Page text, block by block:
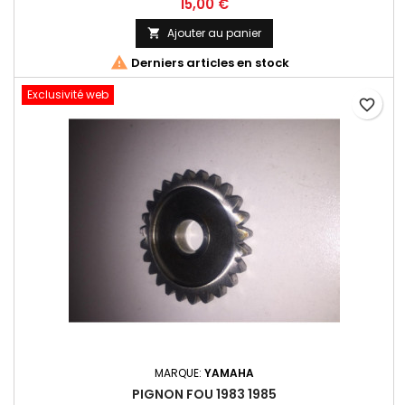
15,00 €
 Ajouter au panier
 Derniers articles en stock
Exclusivité web
MARQUE: YAMAHA
PIGNON FOU 1983 1985
favorite_border